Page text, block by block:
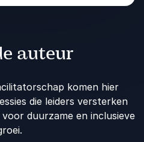
auteur
komen hier
die leiders versterken
duurzame en inclusieve